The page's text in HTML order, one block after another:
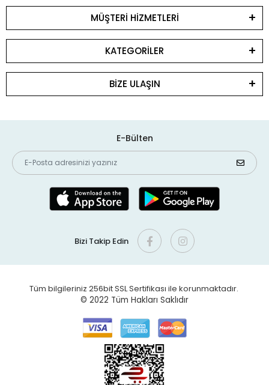
MÜŞTERİ HİZMETLERİ
KATEGORİLER
BİZE ULAŞIN
E-Bülten
Bizi Takip Edin
Tüm bilgileriniz 256bit SSL Sertifikası ile korunmaktadır.
© 2022 Tüm Hakları Saklıdır